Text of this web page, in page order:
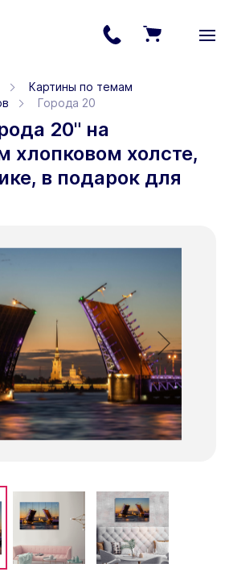
Картины по темам
Города 20
20" на
хлопковом холсте,
в подарок для